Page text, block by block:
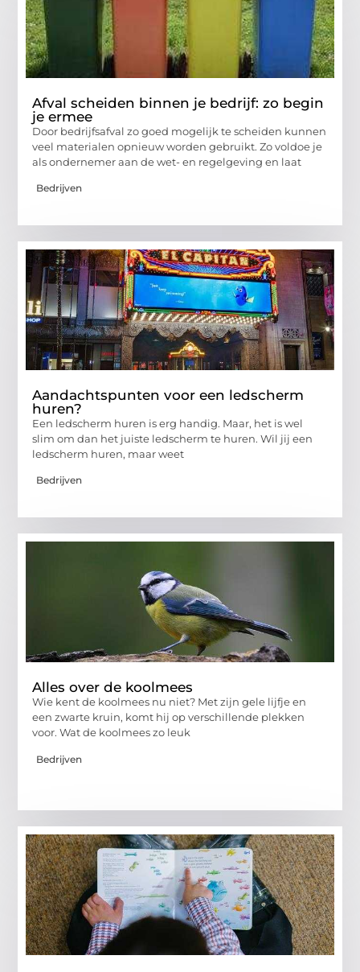
Afval scheiden binnen je bedrijf: zo begin
je ermee
Door bedrijfsafval zo goed mogelijk te scheiden kunnen
veel materialen opnieuw worden gebruikt. Zo voldoe je
als ondernemer aan de wet- en regelgeving en laat
Bedrijven
Aandachtspunten voor een ledscherm
huren?
Een ledscherm huren is erg handig. Maar, het is wel
slim om dan het juiste ledscherm te huren. Wil jij een
ledscherm huren, maar weet
Bedrijven
Alles over de koolmees
Wie kent de koolmees nu niet? Met zijn gele lijfje en
een zwarte kruin, komt hij op verschillende plekken
voor. Wat de koolmees zo leuk
Bedrijven